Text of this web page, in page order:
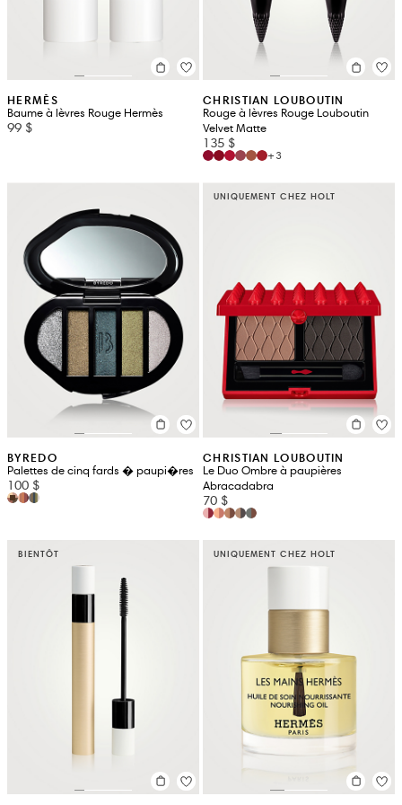
HERMÈS
Baume à lèvres Rouge Hermès
99 $
CHRISTIAN LOUBOUTIN
Rouge à lèvres Rouge Louboutin
Velvet Matte
135 $
+3
BYREDO
Palettes de cinq fards � paupi�res
100 $
UNIQUEMENT CHEZ HOLT
CHRISTIAN LOUBOUTIN
Le Duo Ombre à paupières
Abracadabra
70 $
BIENTÔT UNIQUEMENT CHEZ HOLT